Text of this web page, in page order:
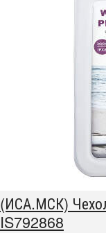
(ИСА.МСК)
IS792868